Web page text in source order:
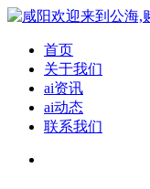
首页
关于我们
ai资讯
ai动态
联系我们